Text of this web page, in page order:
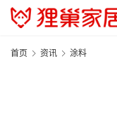
首页 资讯 涂料